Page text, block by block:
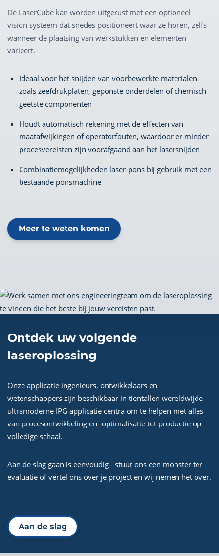
De LaserCube kan worden uitgerust met een optioneel
vision systeem dat snedes positioneert waar ze horen, zelfs
wanneer de plaatsing van werkstukken en elementen
varieert.
Ideaal voor het snijden van voorbewerkte materialen
zoals zeefdrukplaten, geponste onderdelen of chemisch
geëtste componenten
Houdt automatisch rekening met de effecten van
maatafwijkingen of operatorfouten, waardoor er minder
procesvereisten zijn voorafgaand aan het lasersnijden
Combinatiemogelijkheden laser-pons bij gebruik met een
bestaande ponsmachine
Meer te weten komen
Ontdek uw volgende
laseroplossing
Onze applicatie ingenieurs, ontwikkelaars en
wetenschappers zijn beschikbaar in tientallen wereldwijde
ultramoderne IPG applicatie centra om te helpen met alles
van procesontwikkeling en -optimalisatie tot productie op
volledige schaal.
Aan de slag gaan is eenvoudig - stuur ons een monster ter
evaluatie of vertel ons over je project en wij nemen het over.
Aan de slag